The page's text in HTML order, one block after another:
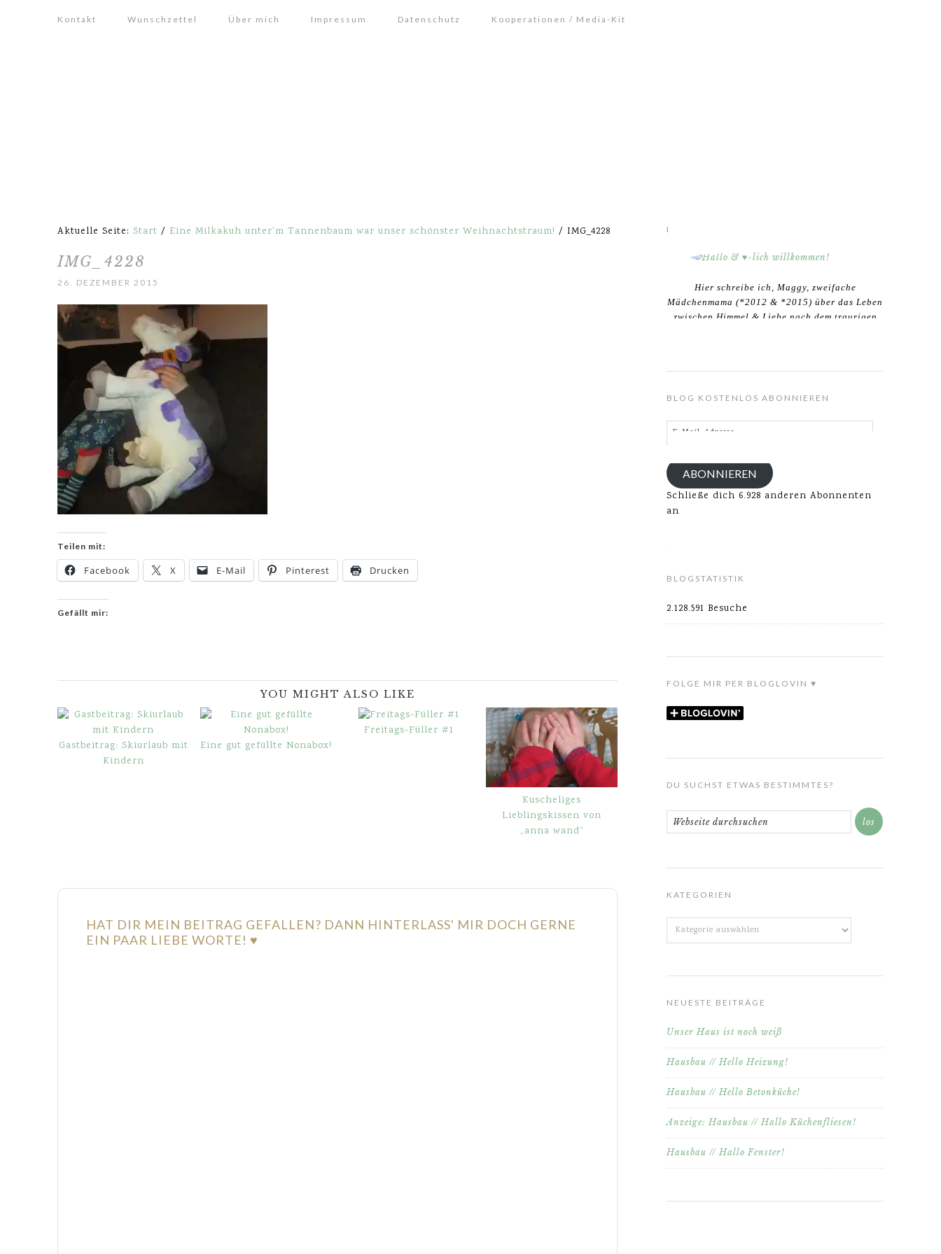
Kontakt Wunschzettel Über mich Impressum Datenschutz Kooperationen / Media-Kit
Aktuelle Seite: Start / Eine Milkakuh unter'm Tannenbaum war unser schönster Weihnachtstraum! / IMG_4228
IMG_4228
26. DEZEMBER 2015
Teilen mit:
Facebook X E-Mail Pinterest Drucken
Gefällt mir:
YOU MIGHT ALSO LIKE
Gastbeitrag: Skiurlaub mit
Kindern
Eine gut gefüllte Nonabox!
Freitags-Füller #1
Kuscheliges
Lieblingskissen von
„anna wand“
HAT DIR MEIN BEITRAG GEFALLEN? DANN HINTERLASS' MIR DOCH GERNE
EIN PAAR LIEBE WORTE! ♥
HALLO & ♥-LICH WILLKOMMEN!
Hier schreibe ich, Maggy, zweifache
Mädchenmama (*2012 & *2015) über das Leben
zwischen Himmel & Liebe nach dem traurigen
BLOG KOSTENLOS ABONNIEREN
E-
Mail-
ABONNIEREN
Schließe dich 6.928 anderen Abonnenten
an
BLOGSTATISTIK
2.128.591 Besuche
FOLGE MIR PER BLOGLOVIN ♥
DU SUCHST ETWAS BESTIMMTES?
KATEGORIEN
Kategorien
NEUESTE BEITRÄGE
Unser Haus ist noch weiß
Hausbau // Hello Heizung!
Hausbau // Hello Betonküche!
Anzeige: Hausbau // Hallo Küchenfliesen!
Hausbau // Hallo Fenster!